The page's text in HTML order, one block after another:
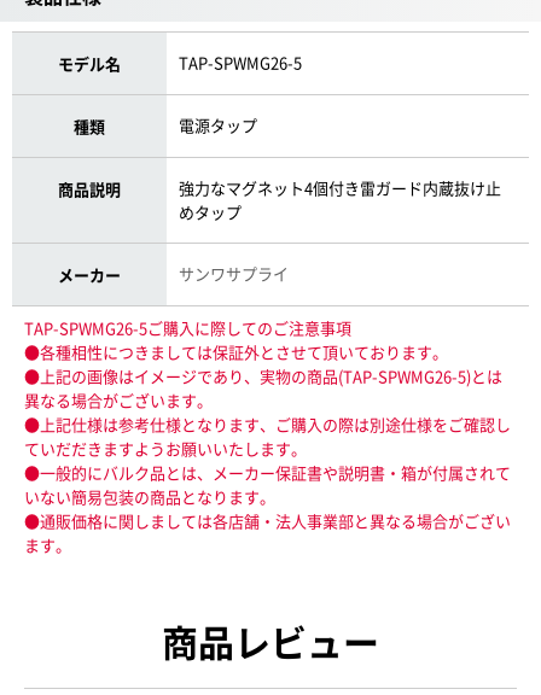
モデル名 TAP-SPWMG26-5
種類 電源タップ
商品説明
強力なマグネット4個付き雷ガード内蔵抜け止
めタップ
メーカー サンワサプライ
TAP-SPWMG26-5ご購入に際してのご注意事項
●各種相性につきましては保証外とさせて頂いております。
●上記の画像はイメージであり、実物の商品(TAP-SPWMG26-5)とは
異なる場合がございます。
●上記仕様は参考仕様となります、ご購入の際は別途仕様をご確認し
ていだだきますようお願いいたします。
●一般的にバルク品とは、メーカー保証書や説明書・箱が付属されて
いない簡易包装の商品となります。
●通販価格に関しましては各店舗・法人事業部と異なる場合がござい
ます。
商品レビュー